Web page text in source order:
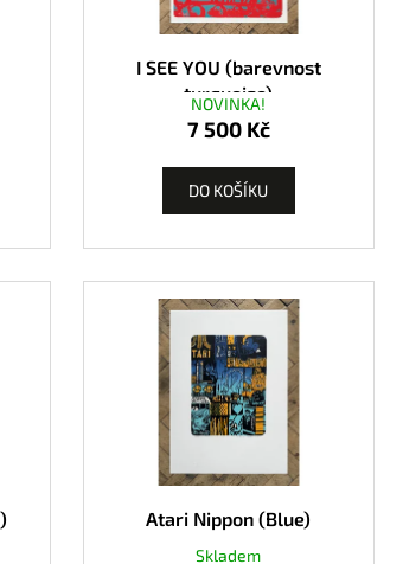
I SEE YOU (barevnost
turquoise)
NOVINKA!
7 500 Kč
DO KOŠÍKU
Atari Nippon (Blue)
Skladem